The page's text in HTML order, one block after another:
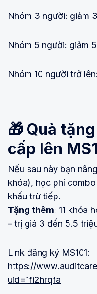
Nhóm 3 người: giảm
Nhóm 5 người: giảm
Nhóm 10 người trở
🎁 Quà
cấp lên
Nếu sau này bạn
khóa), học phí
khấu trừ tiếp.
Tặng thêm: 11 khóa
– trị giá 3 đến 5.5
Link đăng ký MS101:
https://
uid=1fi2hrqfa